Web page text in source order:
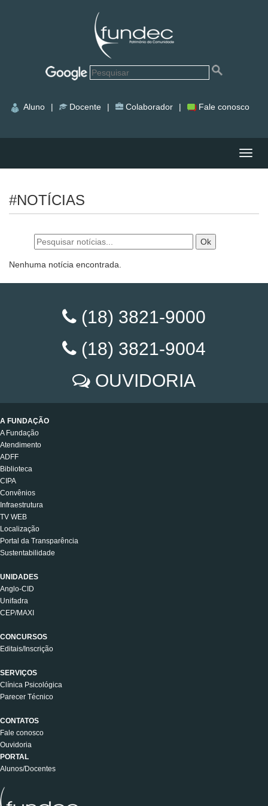
Aluno | Docente | Colaborador | Fale conosco
#NOTÍCIAS
Nenhuma notícia encontrada.
(18) 3821-9000
(18) 3821-9004
OUVIDORIA
A FUNDAÇÃO
A Fundação
Atendimento
ADFF
Biblioteca
CIPA
Convênios
Infraestrutura
TV WEB
Localização
Portal da Transparência
Sustentabilidade
UNIDADES
Anglo-CID
Unifadra
CEP/MAXI
CONCURSOS
Editais/Inscrição
SERVIÇOS
Clínica Psicológica
Parecer Técnico
CONTATOS
Fale conosco
Ouvidoria
PORTAL
Alunos/Docentes